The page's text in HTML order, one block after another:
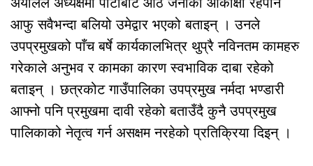
आफु सवैभन्दा बलियो उमेद्वार भएको बताइन् । उनले
उपप्रमुखको पाँच बर्षे कार्यकालभित्र थुप्रै नविनतम कामहरु
गरेकाले अनुभव र कामका कारण स्वभाविक दाबा रहेको
बताइन् । छत्रकोट गाउँपालिका उपप्रमुख नर्मदा भण्डारी
आफ्नो पनि प्रमुखमा दावी रहेको बताउँदै कुनै उपप्रमुख
पालिकाको नेतृत्व गर्न असक्षम नरहेको प्रतिक्रिया दिइन् ।